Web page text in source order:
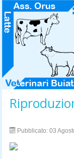
HOME
LOGO DELL'
STATUTO
ACCORDO
DIRETTIVO
Pubblicato: 03